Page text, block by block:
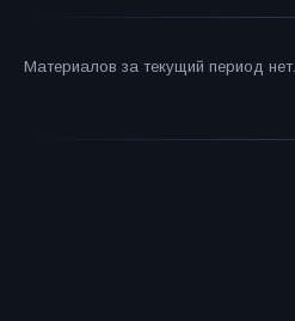
Материалов за текущий период нет.